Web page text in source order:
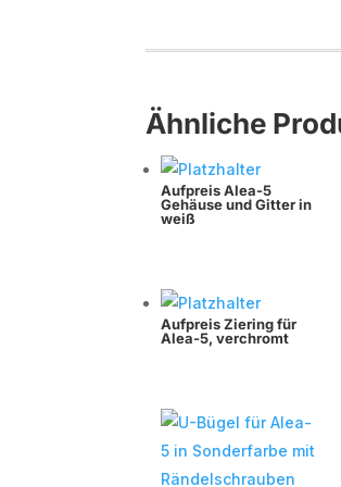
Ähnliche
Aufpreis Alea-5
Gehäuse und Gitter in
weiß
Aufpreis Ziering für
Alea-5, verchromt